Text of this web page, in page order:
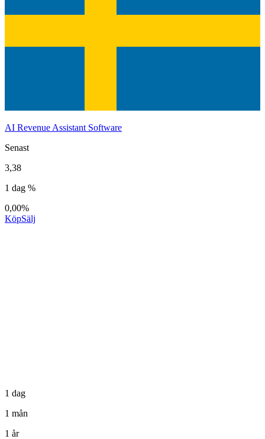
AI Revenue Assistant Software
Senast
3,38
1 dag %
0,00%
KöpSälj
1 dag
1 mån
1 år